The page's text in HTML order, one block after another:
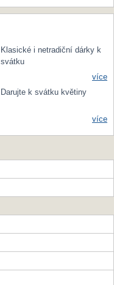
Klasické i netradiční dárky k
svátku
více
Darujte k svátku květiny
více